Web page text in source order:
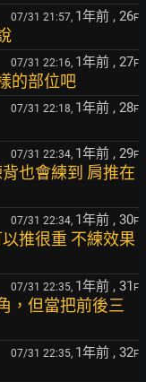
07/31 21:57, 1年前 , 26F
07/31 22:16, 1年前 , 27F
的部位吧
07/31 22:18, 1年前 , 28F
07/31 22:34, 1年前 , 29F
也會練到 肩推在
07/31 22:34, 1年前 , 30F
推很重 不練效果
07/31 22:35, 1年前 , 31 F
，但當把前後三
07/31 22:35, 1年前 , 32F